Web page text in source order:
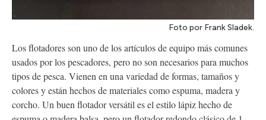
Foto por Frank Sladek.
Los flotadores son uno de los artículos de equipo más comunes
usados por los pescadores, pero no son necesarios para muchos
tipos de pesca. Vienen en una variedad de formas, tamaños y
colores y están hechos de materiales como espuma, madera y
corcho. Un buen flotador versátil es el estilo lápiz hecho de